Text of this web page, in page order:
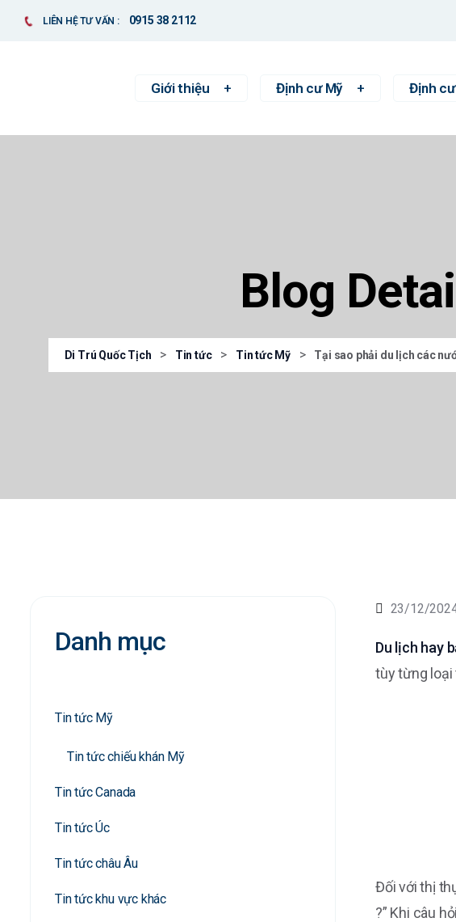
LIÊN HỆ TƯ VẤN : 0915 38 2112
Giới thiệu Định cư Mỹ Định cư
Blog
Di Trú Quốc Tịch > Tin tức > Tin tức Mỹ > Tại sao phải du lịch các
Danh mục
Tin tức Mỹ
Tin tức chiếu khán Mỹ
Tin tức Canada
Tin tức Úc
Tin tức châu Âu
Tin tức khu vực khác
23/12/
Du lịch hay
tùy từng loại
Đối với thị
?” Khi câu